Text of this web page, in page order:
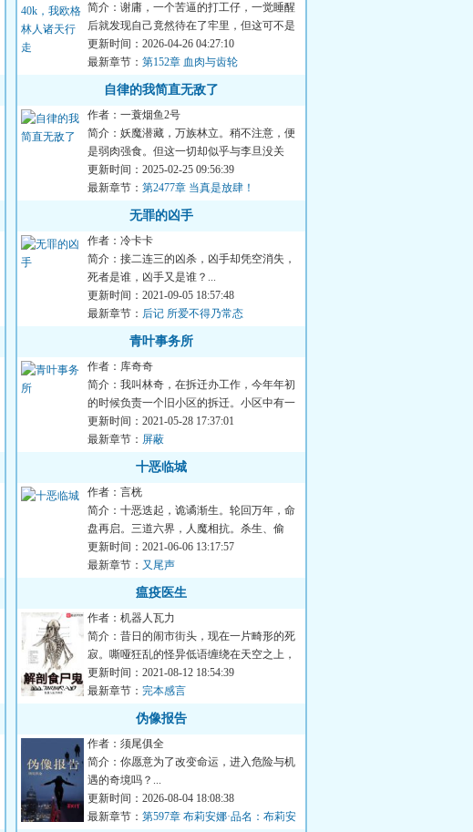
简介：谢庸，一个苦逼的打工仔，一觉睡醒
后就发现自己竟然待在了牢里，但这可不是
一般的牢里……至于为什...
更新时间：2026-04-26 04:27:10
最新章节： 第152章 血肉与齿轮
自律的我简直无敌了
作者：一蓑烟鱼2号
简介：妖魔潜藏，万族林立。稍不注意，便
是弱肉强食。但这一切却似乎与李旦没关
系，因为只要自律，就能获...
更新时间：2025-02-25 09:56:39
最新章节： 第2477章 当真是放肆！
无罪的凶手
作者：冷卡卡
简介：接二连三的凶杀，凶手却凭空消失，
死者是谁，凶手又是谁？...
更新时间：2021-09-05 18:57:48
最新章节： 后记 所爱不得乃常态
青叶事务所
作者：库奇奇
简介：我叫林奇，在拆迁办工作，今年年初
的时候负责一个旧小区的拆迁。小区中有一
住户，门口挂着“青叶灵...
更新时间：2021-05-28 17:37:01
最新章节： 屏蔽
十恶临城
作者：言桄
简介：十恶迭起，诡谲渐生。轮回万年，命
盘再启。三道六界，人魔相抗。杀生、偷
盗、淫邪......黑云临城之...
更新时间：2021-06-06 13:17:57
最新章节： 又尾声
瘟疫医生
作者：机器人瓦力
简介：昔日的闹市街头，现在一片畸形的死
寂。嘶哑狂乱的怪异低语缠绕在天空之上，
不可名状的古老巨影沉浮...
更新时间：2021-08-12 18:54:39
最新章节： 完本感言
伪像报告
作者：须尾俱全
简介：你愿意为了改变命运，进入危险与机
遇的奇境吗？...
更新时间：2026-08-04 18:08:38
最新章节： 第597章 布莉安娜·品名：布莉安